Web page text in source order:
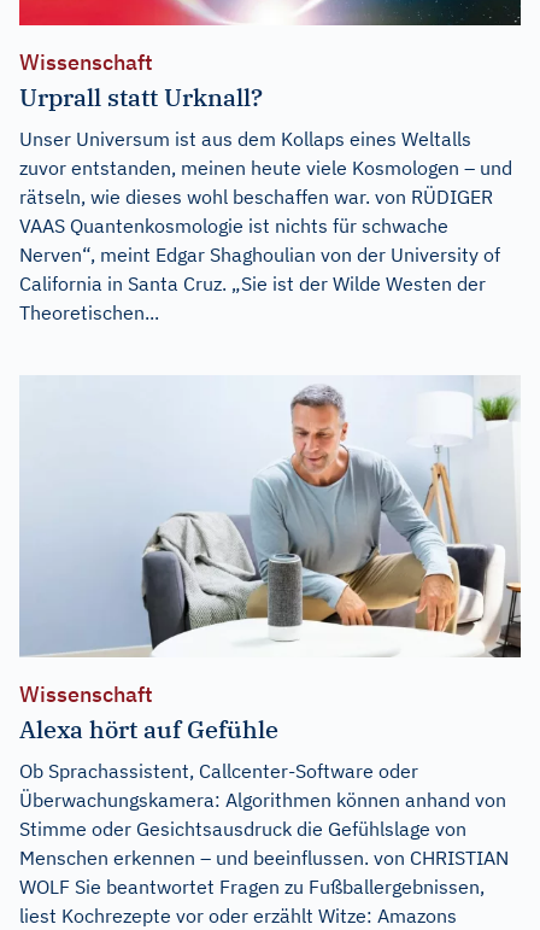
Wissenschaft
Urprall statt Urknall?
Unser Universum ist aus dem Kollaps eines Weltalls
zuvor entstanden, meinen heute viele Kosmologen – und
rätseln, wie dieses wohl beschaffen war. von RÜDIGER
VAAS Quantenkosmologie ist nichts für schwache
Nerven“, meint Edgar Shaghoulian von der University of
California in Santa Cruz. „Sie ist der Wilde Westen der
Theoretischen...
Wissenschaft
Alexa hört auf Gefühle
Ob Sprachassistent, Callcenter-Software oder
Überwachungskamera: Algorithmen können anhand von
Stimme oder Gesichtsausdruck die Gefühlslage von
Menschen erkennen – und beeinflussen. von CHRISTIAN
WOLF Sie beantwortet Fragen zu Fußballergebnissen,
liest Kochrezepte vor oder erzählt Witze: Amazons